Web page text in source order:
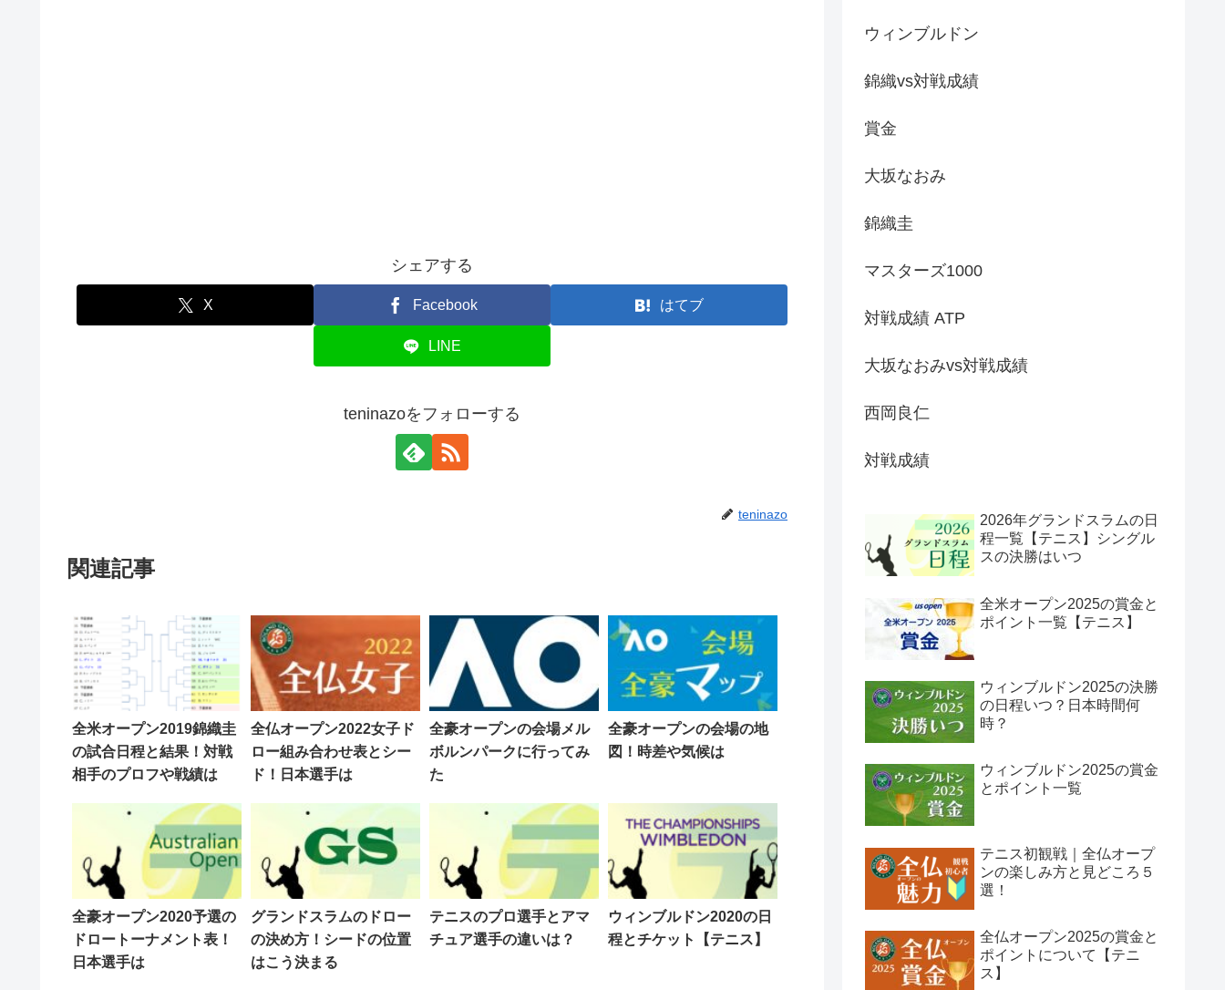
シェアする
X Facebook はてブ
LINE
teninazoをフォローする
teninazo
関連記事
全米オープン2019錦織圭
の試合日程と結果！対戦
相手のプロフや戦績は
全仏オープン2022女子ド
ロー組み合わせ表とシー
ド！日本選手は
全豪オープンの会場メル
ボルンパークに行ってみ
た
全豪オープンの会場の地
図！時差や気候は
全豪オープン2020予選の
ドロートーナメント表！
日本選手は
グランドスラムのドロー
の決め方！シードの位置
はこう決まる
テニスのプロ選手とアマ
チュア選手の違いは？
ウィンブルドン2020の日
程とチケット【テニス】
ウィンブルドン
錦織vs対戦成績
賞金
大坂なおみ
錦織圭
マスターズ1000
対戦成績 ATP
大坂なおみvs対戦成績
西岡良仁
対戦成績
2026年グランドスラムの日
程一覧【テニス】シングル
スの決勝はいつ
全米オープン2025の賞金と
ポイント一覧【テニス】
ウィンブルドン2025の決勝
の日程いつ？日本時間何
時？
ウィンブルドン2025の賞金
とポイント一覧
テニス初観戦｜全仏オープ
ンの楽しみ方と見どころ５
選！
全仏オープン2025の賞金と
ポイントについて【テニ
ス】